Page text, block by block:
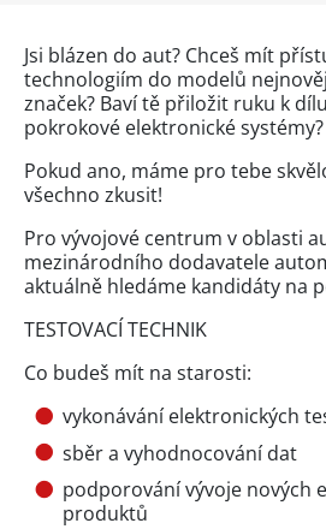
Jsi blázen do aut? Chceš mít
technologiím do modelů
značek? Baví tě přiložit ruku k
pokrokové elektronické systémy?
Pokud ano, máme pro tebe
všechno zkusit!
Pro vývojové centrum v oblasti
mezinárodního dodavatele
aktuálně hledáme kandidáty na
TESTOVACÍ TECHNIK
Co budeš mít na starosti:
vykonávání elektronických
sběr a vyhodnocování dat
podporování vývoje nových
produktů